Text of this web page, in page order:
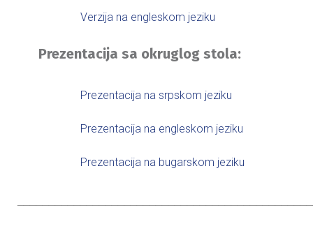
Verzija na engleskom jeziku
Prezentacija sa okruglog stola:
Prezentacija na srpskom jeziku
Prezentacija na engleskom jeziku
Prezentacija na bugarskom jeziku